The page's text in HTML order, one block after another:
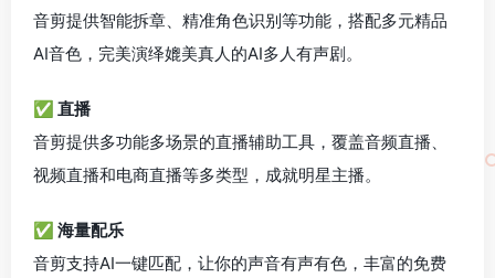
音剪提供智能拆章、精准角色识别等功能，搭配多元精品
AI音色，完美演绎媲美真人的AI多人有声剧。
✅ 直播
音剪提供多功能多场景的直播辅助工具，覆盖音频直播、
视频直播和电商直播等多类型，成就明星主播。
✅ 海量配乐
音剪支持AI一键匹配，让你的声音有声有色，丰富的免费